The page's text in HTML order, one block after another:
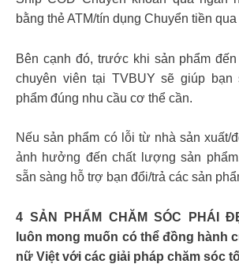
bằng thẻ ATM/tín dụng Chuyển tiền
Bên cạnh đó, trước khi sản phẩm
chuyên viên tại TVBUY sẽ giúp
phẩm đúng nhu cầu cơ thể cần.
Nếu sản phẩm có lỗi từ nhà sản xuất/
ảnh hưởng đến chất lượng sản
sẵn sàng hỗ trợ bạn đổi/trả các sản
4 SẢN PHẨM CHĂM SÓC PHÁI
luôn mong muốn có thể đồng hành
nữ Việt với các giải pháp chăm sóc